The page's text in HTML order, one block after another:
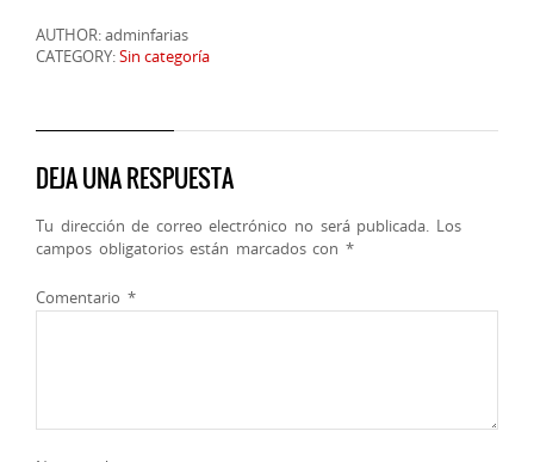
AUTHOR: adminfarias
CATEGORY:Sin categoría
DEJA UNA RESPUESTA
Tu dirección de correo electrónico no será publicada. Los
campos obligatorios están marcados con *
Comentario *